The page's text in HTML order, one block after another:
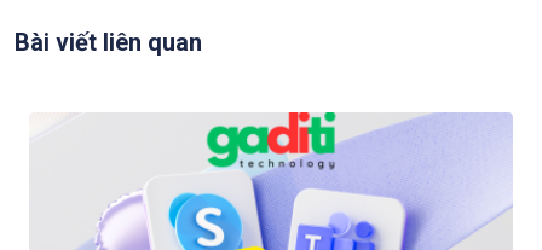
Bài viết liên quan